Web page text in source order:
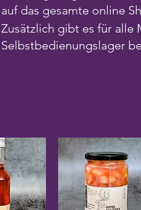
auf das gesamte online
Zusätzlich gibt es für alle
Selbstbedienungslager